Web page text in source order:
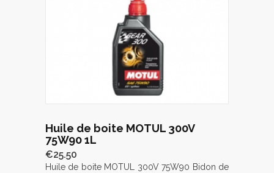
Huile de boite MOTUL 300V
75W90 1L
€25.50
Huile de boite MOTUL 300V 75W90 Bidon de